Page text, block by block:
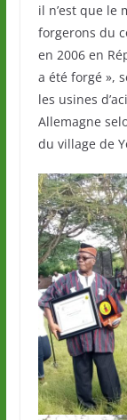
il n’est que le
forgerons du
en 2006 en
a été forgé »,
les usines
Allemagne
du village de